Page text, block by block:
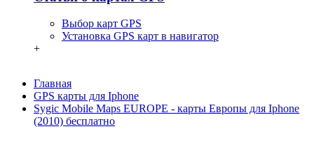
Выбор карт GPS
Установка GPS карт в навигатор
+
Главная
GPS карты для Iphone
Sygic Mobile Maps EUROPE - карты Европы для Iphone
(2010) бесплатно